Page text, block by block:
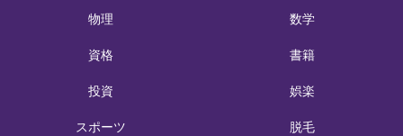
物理 数学
資格 書籍
投資 娯楽
スポーツ 脱毛